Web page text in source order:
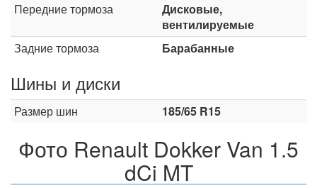
Передние тормоза
Дисковые,
вентилируемые
Задние тормоза
Барабанные
Шины и диски
Размер шин 185/65 R15
Фото Renault Dokker Van 1.5
dCi MT